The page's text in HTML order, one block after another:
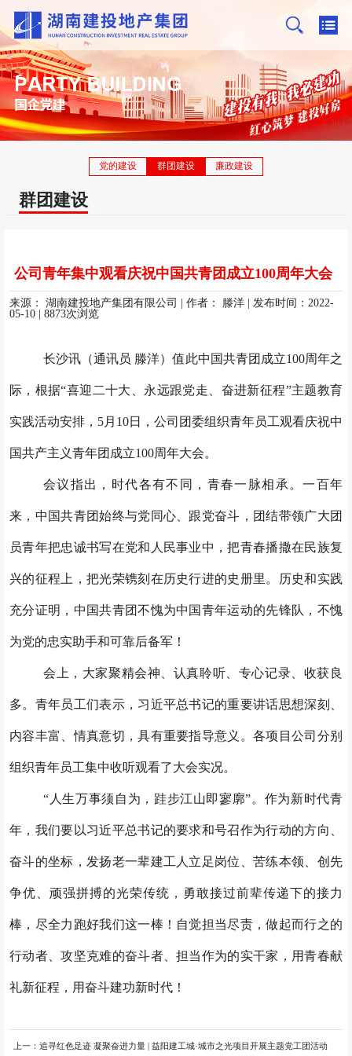
群团建设
党的建设 群团建设 廉政建设
公司青年集中观看庆祝中国共青团成立100周年大会
来源： 湖南建投地产集团有限公司 | 作者： 滕洋
| 发布时间：2022-
05-10
| 8873次浏览
长沙讯（通讯员 滕洋）值此中国共青团成立100周年之
际，根据“喜迎二十大、永远跟党走、奋进新征程”主题教育
实践活动安排，5月10日，公司团委组织青年员工观看庆祝中
国共产主义青年团成立100周年大会。
会议指出，时代各有不同，青春一脉相承。一百年
来，中国共青团始终与党同心、跟党奋斗，团结带领广大团
员青年把忠诚书写在党和人民事业中，把青春播撒在民族复
兴的征程上，把光荣镌刻在历史行进的史册里。历史和实践
充分证明，中国共青团不愧为中国青年运动的先锋队，不愧
为党的忠实助手和可靠后备军！
会上，大家聚精会神、认真聆听、专心记录、收获良
多。青年员工们表示，习近平总书记的重要讲话思想深刻、
内容丰富、情真意切，具有重要指导意义。各项目公司分别
组织青年员工集中收听观看了大会实况。
“人生万事须自为，跬步江山即寥廓”。作为新时代青
年，我们要以习近平总书记的要求和号召作为行动的方向、
奋斗的坐标，发扬老一辈建工人立足岗位、苦练本领、创先
争优、顽强拼搏的光荣传统，勇敢接过前辈传递下的接力
棒，尽全力跑好我们这一棒！自觉担当尽责，做起而行之的
行动者、攻坚克难的奋斗者、担当作为的实干家，用青春献
礼新征程，用奋斗建功新时代！
上一： 追寻红色足迹 凝聚奋进力量 | 益阳建工城·城市之光项目开展主题党工团活动